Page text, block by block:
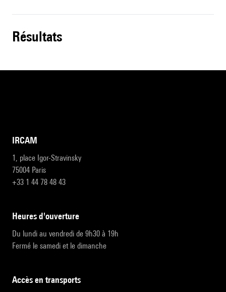
résultats
IRCAM
1, place Igor-Stravinsky
75004 Paris
+33 1 44 78 48 43
heures d'ouverture
Du lundi au vendredi de 9h30 à 19h
Fermé le samedi et le dimanche
accès en transports